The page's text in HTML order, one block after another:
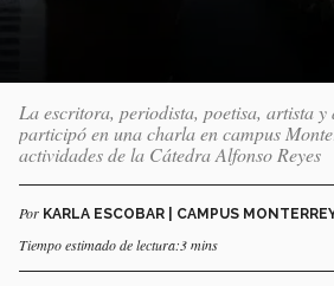
La escritora, periodista, poetisa, artista y
participó en una charla en campus
actividades de la Cátedra Alfonso Reyes
Por KARLA ESCOBAR | CAMPUS
Tiempo estimado de lectura:3 mins